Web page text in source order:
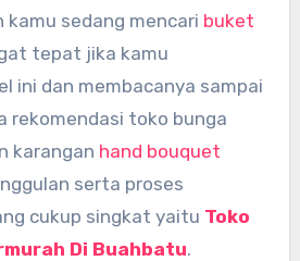
kamu sedang mencari buket
tepat jika kamu
ini dan membacanya sampai
rekomendasi toko bunga
karangan hand bouquet
serta proses
cukup singkat yaitu Toko
Di Buahbatu.